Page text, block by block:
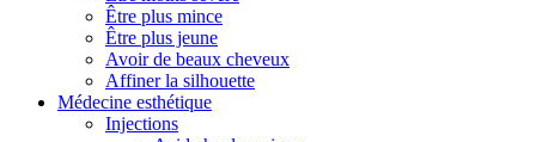
Être plus mince
Être plus jeune
Avoir de beaux cheveux
Affiner la silhouette
Médecine esthétique
Injections